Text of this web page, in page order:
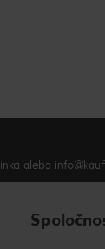
alebo